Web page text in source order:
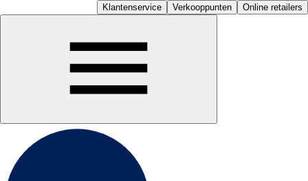
Klantenservice Verkooppunten Online retailers